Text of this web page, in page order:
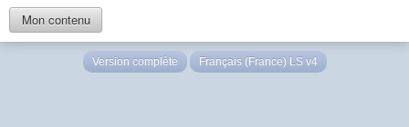
Mon contenu
Version complète Français (France) LS v4